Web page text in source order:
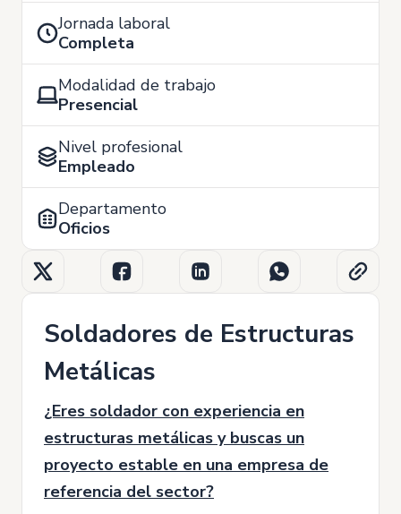
Jornada laboral
Completa
Modalidad de trabajo
Presencial
Nivel profesional
Empleado
Departamento
Oficios
Soldadores de Estructuras
Metálicas
¿Eres soldador con experiencia en
estructuras metálicas y buscas un
proyecto estable en una empresa de
referencia del sector?